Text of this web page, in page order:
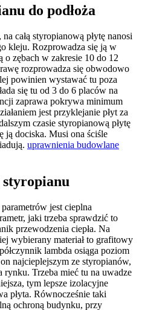
do podłoża
całą styropianową płytę nanosi
kleju. Rozprowadza się ją w
o zębach w zakresie 10 do 12
rozprowadza się obwodowo
powinien wystawać tu poza
się tu od 3 do 6 placów na
zaprawa pokrywa minimum
jest przyklejanie płyt za
czasie styropianową płytę
ją dociska. Musi ona ściśle
uprawnienia budowlane
styropianu
jest cieplna
jaki trzeba sprawdzić to
przewodzenia ciepła. Na
wybierany materiał to grafitowy
lambda osiąga poziom
najcieplejszym ze styropianów,
rynku. Trzeba mieć tu na uwadze
tym lepsze izolacyjne
płyta. Równocześnie taki
ochroną budynku, przy